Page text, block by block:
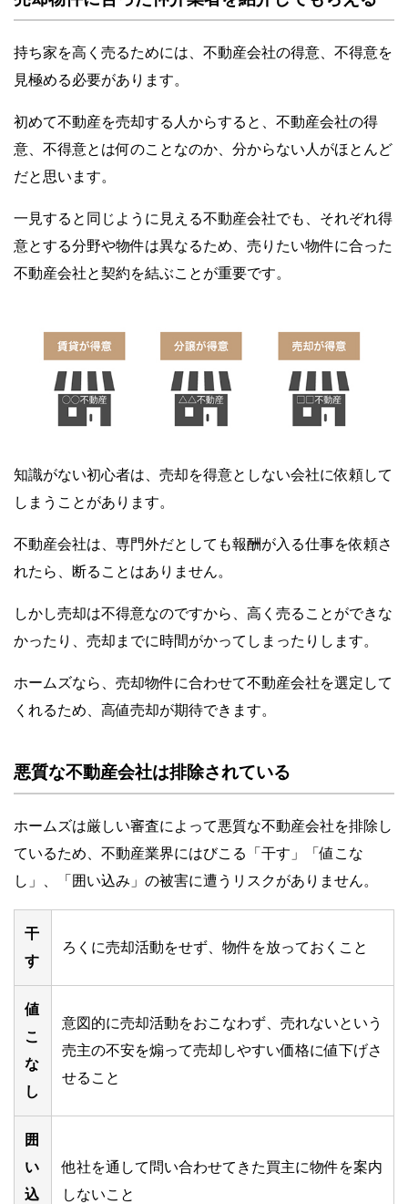
持ち家を高く売るためには、不動産会社の得意、不得意を
見極める必要があります。
初めて不動産を売却する人からすると、不動産会社の得
意、不得意とは何のことなのか、分からない人がほとんど
だと思います。
一見すると同じように見える不動産会社でも、それぞれ得
意とする分野や物件は異なるため、売りたい物件に合った
不動産会社と契約を結ぶことが重要です。
知識がない初心者は、売却を得意としない会社に依頼して
しまうことがあります。
不動産会社は、専門外だとしても報酬が入る仕事を依頼さ
れたら、断ることはありません。
しかし売却は不得意なのですから、高く売ることができな
かったり、売却までに時間がかってしまったりします。
ホームズなら、売却物件に合わせて不動産会社を選定して
くれるため、高値売却が期待できます。
悪質な不動産会社は排除されている
ホームズは厳しい審査によって悪質な不動産会社を排除し
ているため、不動産業界にはびこる「干す」「値こな
し」、「囲い込み」の被害に遭うリスクがありません。
干
す
ろくに売却活動をせず、物件を放っておくこと
値
こ
な
し
意図的に売却活動をおこなわず、売れないという
売主の不安を煽って売却しやすい価格に値下げさ
せること
囲
い
込
他社を通して問い合わせてきた買主に物件を案内
しないこと